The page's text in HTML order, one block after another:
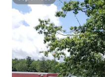
Superhôte